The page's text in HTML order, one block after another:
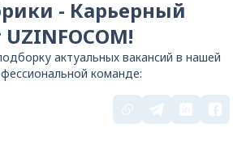
- Карьерный
актуальных вакансий в нашей
команде: